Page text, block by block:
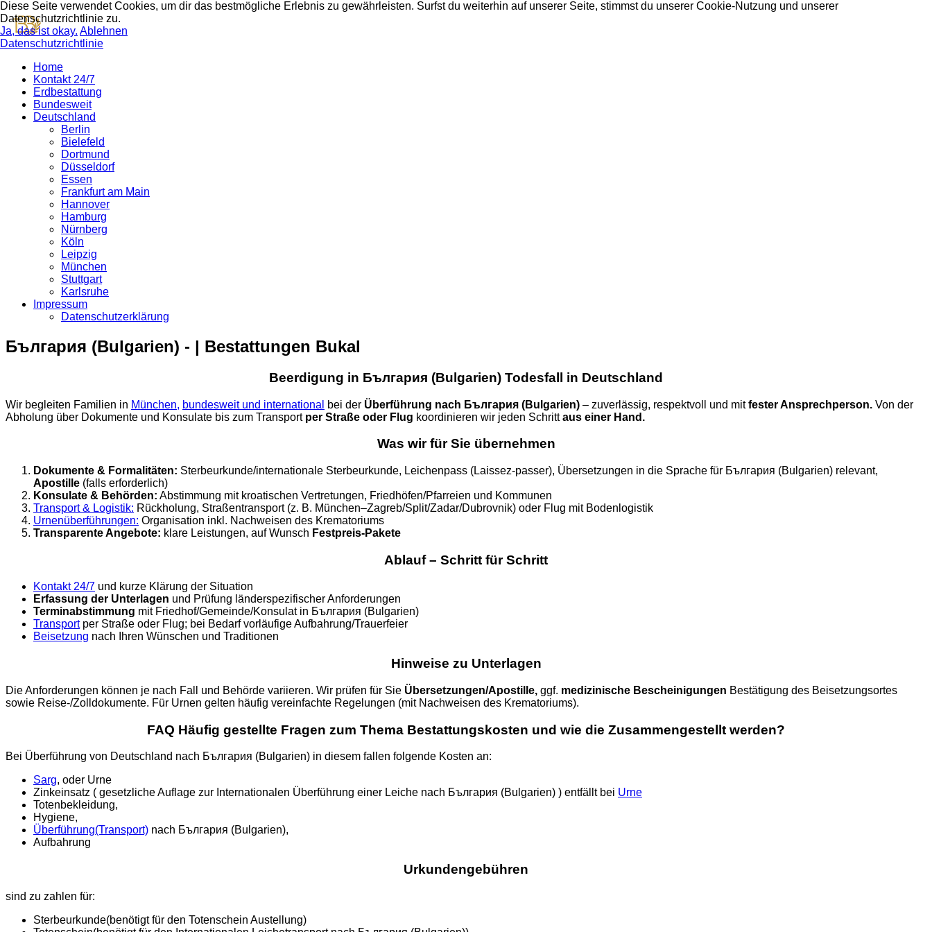
Home
Kontakt 24/7
Erdbestattung
Bundesweit
Deutschland
Berlin
Bielefeld
Dortmund
Düsseldorf
Essen
Frankfurt am Main
Hannover
Hamburg
Nürnberg
Köln
Leipzig
München
Stuttgart
Karlsruhe
Impressum
Datenschutzerklärung
България (Bulgarien) - | Bestattungen Bukal
Beerdigung in България (Bulgarien) Todesfall in Deutschland
Wir begleiten Familien in München, bundesweit und international bei der Überführung nach България (Bulgarien) – zuverlässig, respektvoll und mitfester Ansprechperson. Von der
Abholung über Dokumente und Konsulate bis zum Transport per Straße oder Flug koordinieren wir jeden Schrittaus einer Hand.
Was wir für Sie übernehmen
Dokumente & Formalitäten: Sterbeurkunde/internationale Sterbeurkunde, Leichenpass (Laissez-passer), Übersetzungen in die Sprache für България (Bulgarien) relevant,
Apostille (falls erforderlich)
Konsulate & Behörden: Abstimmung mit kroatischen Vertretungen, Friedhöfen/Pfarreien und Kommunen
Transport & Logistik: Rückholung, Straßentransport (z. B. München–Zagreb/Split/Zadar/Dubrovnik) oder Flug mit Bodenlogistik
Urnenüberführungen: Organisation inkl. Nachweisen des Krematoriums
Transparente Angebote: klare Leistungen, auf Wunsch Festpreis-Pakete
Ablauf – Schritt für Schritt
Kontakt 24/7 und kurze Klärung der Situation
Erfassung der Unterlagen und Prüfung länderspezifischer Anforderungen
Terminabstimmung mit Friedhof/Gemeinde/Konsulat in България (Bulgarien)
Transportper Straße oder Flug; bei Bedarf vorläufige Aufbahrung/Trauerfeier
Beisetzung nach Ihren Wünschen und Traditionen
Hinweise zu Unterlagen
Die Anforderungen können je nach Fall und Behörde variieren. Wir prüfen für Sie Übersetzungen/Apostille, ggf. medizinische Bescheinigungen Bestätigung des Beisetzungsortes
sowie Reise-/Zolldokumente. Für Urnen gelten häufig vereinfachte Regelungen (mit Nachweisen des Krematoriums).
FAQ Häufig gestellte Fragen zum Thema Bestattungskosten und wie die Zusammengestellt werden?
Bei Überführung von Deutschland nach България (Bulgarien) in diesem fallen folgende Kosten an:
Sarg, oder Urne
Zinkeinsatz ( gesetzliche Auflage zur Internationalen Überführung einer Leiche nach България (Bulgarien) ) entfällt bei Urne
Totenbekleidung,
Hygiene,
Überführung(Transport) nach България (Bulgarien),
Aufbahrung
Urkundengebühren
sind zu zahlen für:
Sterbeurkunde(benötigt für den Totenschein Austellung)
Diese Seite verwendet Cookies, um dir das bestmögliche Erlebnis zu gewährleisten. Surfst du weiterhin auf unserer Seite, stimmst du unserer Cookie-Nutzung und unserer
Datenschutzrichtlinie zu.
Ja, das ist okay. Ablehnen
Datenschutzrichtlinie